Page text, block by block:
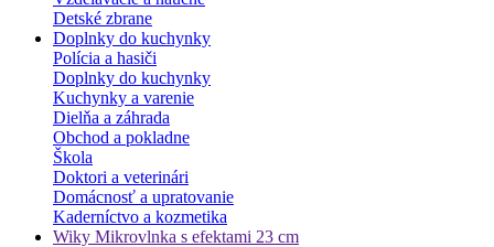
Detské zbrane
Doplnky do kuchynky
Polícia a hasiči
Doplnky do kuchynky
Kuchynky a varenie
Dielňa a záhrada
Obchod a pokladne
Škola
Doktori a veterinári
Domácnosť a upratovanie
Kaderníctvo a kozmetika
Wiky Mikrovlnka s efektami 23 cm